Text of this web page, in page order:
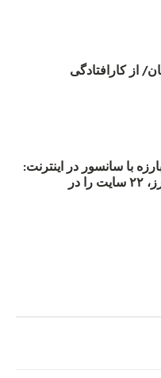
از کارافتادگی
مبارزه با سانسور در اینترنت:
#آزادی هم‌آیند گزارشگران‌ بدون مرز، ۲۲ سایت را در